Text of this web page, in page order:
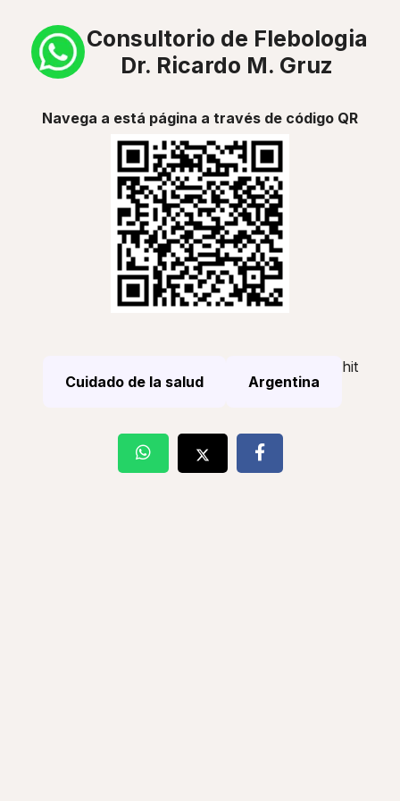
Consultorio de Flebologia
Dr. Ricardo M. Gruz
Navega a está página a través de código QR
Cuidado de la salud Argentina
hit